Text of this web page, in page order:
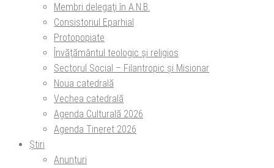
Membri delegaţi în A.N.B.
Consistoriul Eparhial
Protopopiate
Învăţământul teologic şi religios
Sectorul Social – Filantropic și Misionar
Noua catedrală
Vechea catedrală
Agenda Culturală 2026
Agenda Tineret 2026
Știri
Anunțuri